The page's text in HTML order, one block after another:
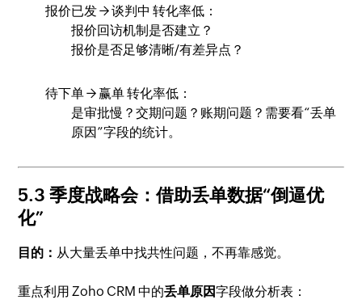
报价已发 → 谈判中 转化率低：
报价回访机制是否建立？
报价是否足够清晰/有差异点？
待下单 → 赢单 转化率低：
是审批慢？交期问题？账期问题？需要看“丢单
原因”字段的统计。
5.3 季度战略会：借助丢单数据“倒逼优
化”
目的： 从大量丢单中找共性问题，不再靠感觉。
重点利用 Zoho CRM 中的丢单原因字段做分析表：